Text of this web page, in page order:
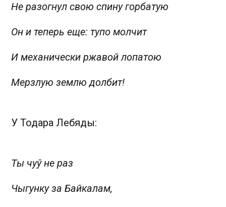
Не разогнул свою спину горбатую
Он и теперь еще: тупо молчит
И механически ржавой лопатою
Мерзлую землю долбит!
У Тодара Лебяды:
Ты чуў не раз
Чыгунку за Байкалам,